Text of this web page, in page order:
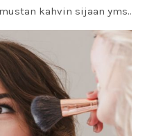
kahvin sijaan yms..